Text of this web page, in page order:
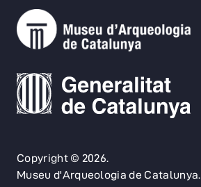
Copyright © 2026.
Museu d'Arqueologia de Catalunya.